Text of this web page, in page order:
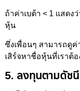
ถ้าค่าเบต้า < 1 แสด
หุ้น
ซึ่งเพื่อนๆ สามารถดูค่
เสิร์จหาชื่อหุ้นที่เราต้
5. ลงทุนตามดัชนี